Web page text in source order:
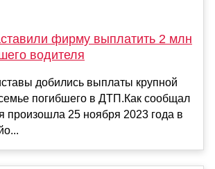
фирму выплатить 2 млн
водителя
добились выплаты крупной
погибшего в ДТП.Как сообщал
произошла 25 ноября 2023 года в